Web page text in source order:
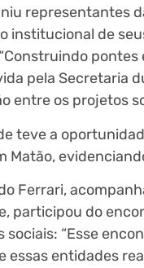
representantes
institucional de
pela Secretaria
entre os projetos
teve a
Matão,
Ferrari,
participou do
sociais: “Esse
essas entidades